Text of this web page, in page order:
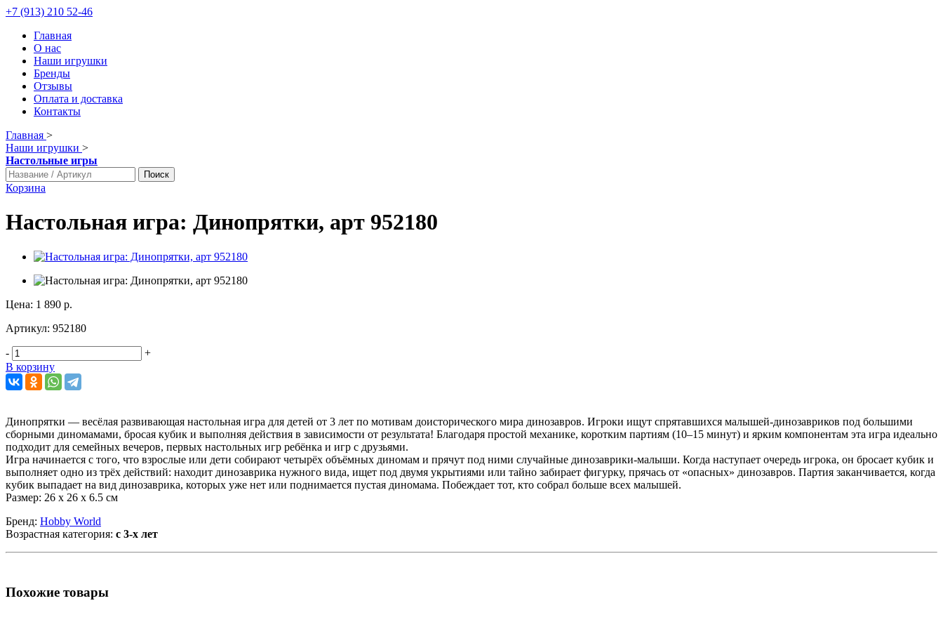
+7 (913) 210 52-46
Главная
О нас
Наши игрушки
Бренды
Отзывы
Оплата и доставка
Контакты
Главная >
Наши игрушки >
Настольные игры
Поиск
Корзина
Настольная игра: Динопрятки, арт 952180
Цена: 1 890 р.
Артикул: 952180
-
+
В корзину
Динопрятки — весёлая развивающая настольная игра для детей от 3 лет по мотивам доисторического мира динозавров. Игроки ищут спрятавшихся малышей‑динозавриков под большими
сборными диномамами, бросая кубик и выполняя действия в зависимости от результата! Благодаря простой механике, коротким партиям (10–15 минут) и ярким компонентам эта игра идеально
подходит для семейных вечеров, первых настольных игр ребёнка и игр с друзьями.
Игра начинается с того, что взрослые или дети собирают четырёх объёмных диномам и прячут под ними случайные динозаврики‑малыши. Когда наступает очередь игрока, он бросает кубик и
выполняет одно из трёх действий: находит динозаврика нужного вида, ищет под двумя укрытиями или тайно забирает фигурку, прячась от «опасных» динозавров. Партия заканчивается, когда
кубик выпадает на вид динозаврика, которых уже нет или поднимается пустая диномама. Побеждает тот, кто собрал больше всех малышей.
Размер: 26 х 26 х 6.5 см
Бренд: Hobby World
Возрастная категория: с 3-х лет
Похожие товары